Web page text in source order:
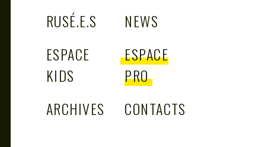
RUSÉ.E.S
NEWS
ESPACE
KIDS
ESPACE
PRO
ARCHIVES
CONTACTS